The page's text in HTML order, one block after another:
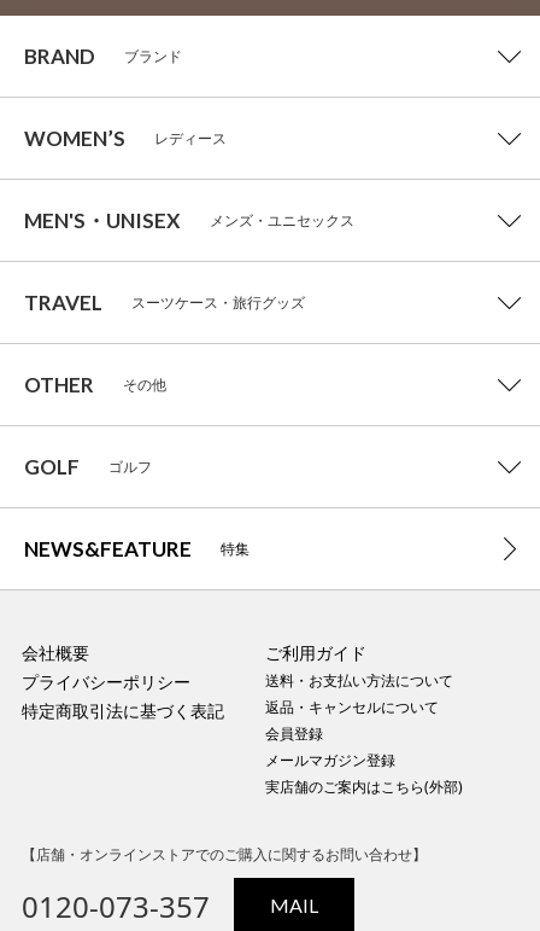
BRAND ブランド
WOMEN’S レディース
MEN'S・UNISEX メンズ・ユニセックス
TRAVEL スーツケース・旅行グッズ
OTHER その他
GOLF ゴルフ
NEWS&FEATURE 特集
会社概要
プライバシーポリシー
特定商取引法に基づく表記
ご利用ガイド
送料・お支払い方法について
返品・キャンセルについて
会員登録
メールマガジン登録
実店舗のご案内はこちら(外部)
【店舗・オンラインストアでのご購入に関するお問い合わせ】
0120-073-357 MAIL